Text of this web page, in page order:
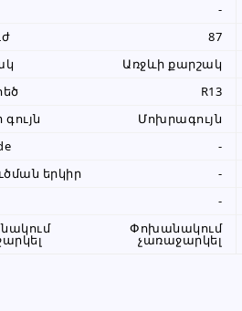
-
87
Առջևի քարշակ
R13
Մոխրագույն
-
երկիր
-
-
Փոխանակում
չառաջարկել